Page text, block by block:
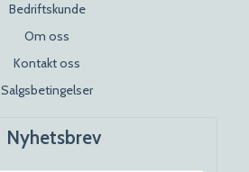
Bedriftskunde
Om oss
Kontakt oss
Salgsbetingelser
Nyhetsbrev